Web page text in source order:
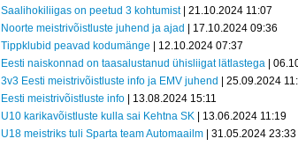
Saalihokiliigas on peetud 3 kohtumist| 21.10.2024 11:07
Noorte meistrivõistluste juhend ja ajad
| 17.10.2024 09:36
Tippklubid peavad kodumänge | 12.10.2024 07:37
Eesti naiskonnad on taasalustanud ühisliigat lätlastega |
3v3 Eesti meistrivõistluste info ja EMV juhend
| 25.09.2024
Eesti meistrivõistluste info | 13.08.2024 15:11
U10 karikavõistluste kulla sai Kehtna SK | 13.06.2024 11:19
U18 meistriks tuli Sparta team Automaailm | 31.05.2024 23:33